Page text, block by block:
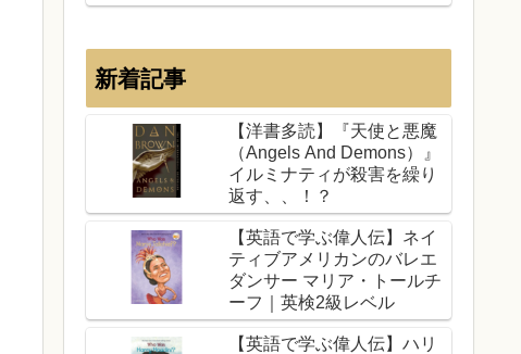
新着記事
【洋書多読】『天使と悪魔
（Angels And Demons）』
イルミナティが殺害を繰り
返す、、！？
【英語で学ぶ偉人伝】ネイ
ティブアメリカンのバレエ
ダンサー マリア・トールチ
ーフ｜英検2級レベル
【英語で学ぶ偉人伝】ハリ